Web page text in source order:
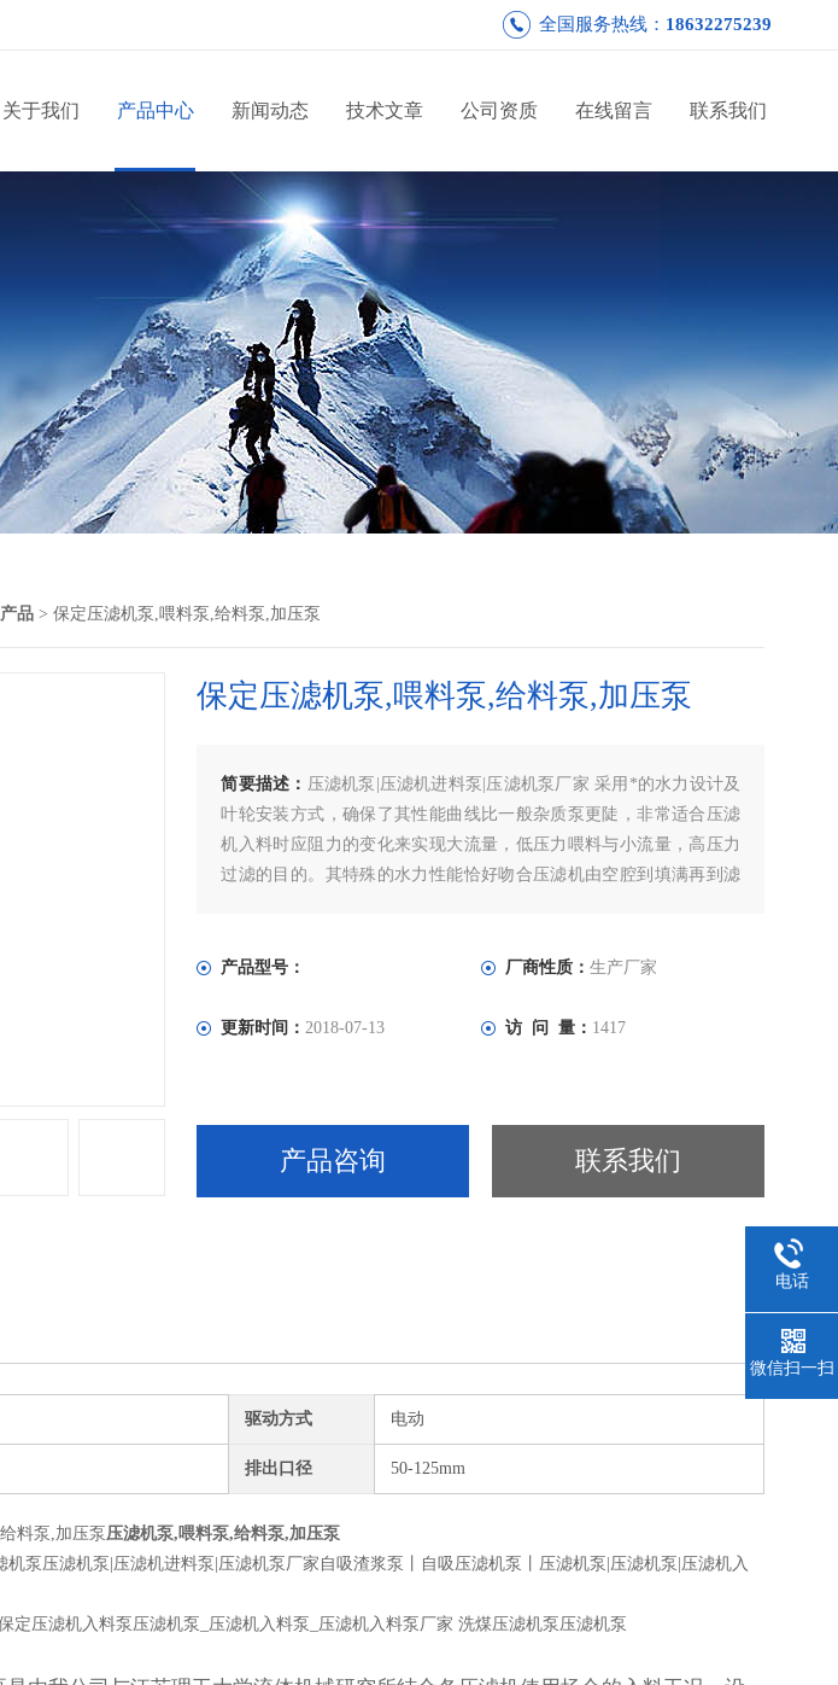
全国服务热线： 18632275239
关于我们 产品中心 新闻动态 技术文章 公司资质 在线留言 联系我们
品 > 保定压滤机泵,喂料泵,给料泵,加压泵
保定压滤机泵,喂料泵,给料泵,加压泵
简要描述： 压滤机泵|压滤机进料泵|压滤机泵厂家 采用*的水力设计及
叶轮安装方式，确保了其性能曲线比一般杂质泵更陡，非常适合压滤
机入料时应阻力的变化来实现大流量，低压力喂料与小流量，高压力
过滤的目的。其特殊的水力性能恰好吻合压滤机由空腔到填满再到滤
产品型号：
厂商性质： 生产厂家
更新时间：2018-07-13 访 问 量： 1417
产品咨询 联系我们
驱动方式 电动
排出口径 50-125mm
料泵,加压泵 压滤机泵,喂料泵,给料泵,加压泵
机泵压滤机泵|压滤机进料泵|压滤机泵厂家自吸渣浆泵丨自吸压滤机泵丨压滤机泵|压滤机泵|压滤机入
定压滤机入料泵压滤机泵_压滤机入料泵_压滤机入料泵厂家 洗煤压滤机泵压滤机泵
电话
微信扫一扫